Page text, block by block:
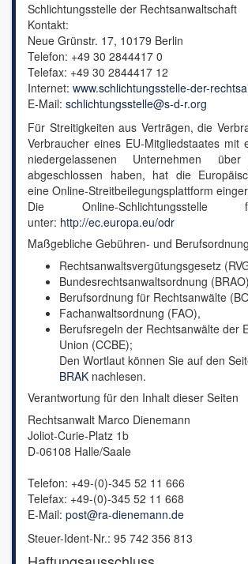
Schlichtungsstelle der Rechtsanwaltschaft
Kontakt:
Neue Grünstr. 17, 10179 Berlin
Telefon: +49 30 2844417 0
Telefax: +49 30 2844417 12
Internet: www.schlichtungsstelle-der-
E-Mail: schlichtungsstelle@s-d-r.org
Für Streitigkeiten aus Verträgen, die
Verbraucher eines EU-Mitgliedstaates mit
niedergelassenen Unternehmen
abgeschlossen haben, hat die
eine Online-Streitbeilegungsplattform
Die Online-
unter: http://ec.europa.eu/odr
Maßgebliche Gebühren- und
Rechtsanwaltsvergütungsgesetz
Bundesrechtsanwaltsordnung
Berufsordnung für Rechtsanwälte
Fachanwaltsordnung (FAO),
Berufsregeln der Rechtsanwälte der
Union (CCBE);
Den Wortlaut können Sie auf den
BRAK nachlesen.
Verantwortung für den Inhalt dieser Seiten
Rechtsanwalt Marco Dienemann
Joliot-Curie-Platz 1b
D-06108 Halle/Saale
Telefon: +49-(0)-345 52 11 666
Telefax: +49-(0)-345 52 11 668
E-Mail: post@ra-dienemann.de
Steuer-Ident-Nr.: 95 742 356 813